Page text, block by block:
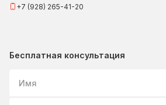
+7 (928) 265-41-20
Бесплатная консультация